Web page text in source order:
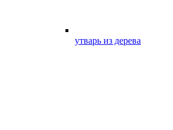
утварь из дерева